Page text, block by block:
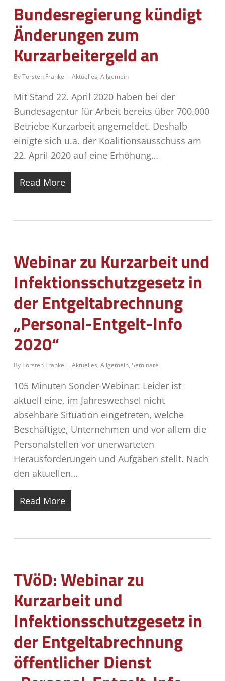
Bundesregierung kündigt
Änderungen zum
Kurzarbeitergeld an
ByTorsten Franke Aktuelles, Allgemein
Mit Stand 22. April 2020 haben bei der
Bundesagentur für Arbeit bereits über 700.000
Betriebe Kurzarbeit angemeldet. Deshalb
einigte sich u.a. der Koalitionsausschuss am
22. April 2020 auf eine Erhöhung…
Read More
Webinar zu Kurzarbeit und
Infektionsschutzgesetz in
der Entgeltabrechnung
„Personal-Entgelt-Info
2020“
ByTorsten Franke Aktuelles, Allgemein, Seminare
105 Minuten Sonder-Webinar: Leider ist
aktuell eine, im Jahreswechsel nicht
absehbare Situation eingetreten, welche
Beschäftigte, Unternehmen und vor allem die
Personalstellen vor unerwarteten
Herausforderungen und Aufgaben stellt. Nach
den aktuellen…
Read More
TVöD: Webinar zu
Kurzarbeit und
Infektionsschutzgesetz in
der Entgeltabrechnung
öffentlicher Dienst